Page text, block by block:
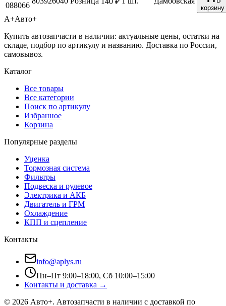
088066
корзину
А+Авто+
Купить автозапчасти в наличии: актуальные цены, остатки на
складе, подбор по артикулу и названию. Доставка по России,
самовывоз.
Каталог
Все товары
Все категории
Поиск по артикулу
Избранное
Корзина
Популярные разделы
Уценка
Тормозная система
Фильтры
Подвеска и рулевое
Электрика и АКБ
Двигатель и ГРМ
Охлаждение
КПП и сцепление
Контакты
info@aplys.ru
Пн–Пт 9:00–18:00, Сб 10:00–15:00
Контакты и доставка →
© 2026 Авто+. Автозапчасти в наличии с доставкой по